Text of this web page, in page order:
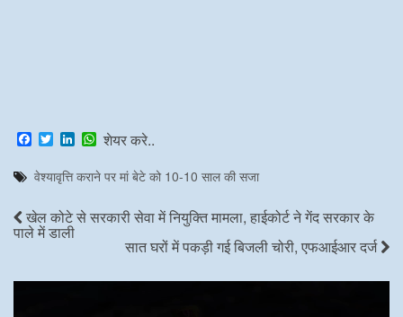
F
a
c
e
o
o
k
T
w
t
e
r
L
k
d
I
W
a
t
A
p
शेयर करे..
वेश्यावृत्ति कराने पर मां बेटे को 10-10 साल की सजा
खेल कोटे से सरकारी सेवा में नियुक्ति मामला, हाईकोर्ट ने गेंद सरकार के
पाले में डाली
सात घरों में पकड़ी गई बिजली चोरी, एफआईआर दर्ज